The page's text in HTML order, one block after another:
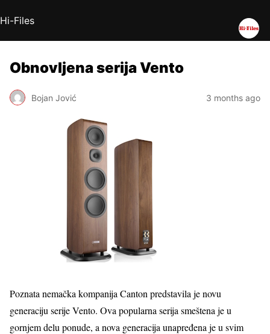
Hi-Files
Obnovljena serija Vento
Bojan Jović 3 months ago
Poznata nemačka kompanija Canton predstavila je novu
generaciju serije Vento. Ova popularna serija smeštena je u
gornjem delu ponude, a nova generacija unapređena je u svim